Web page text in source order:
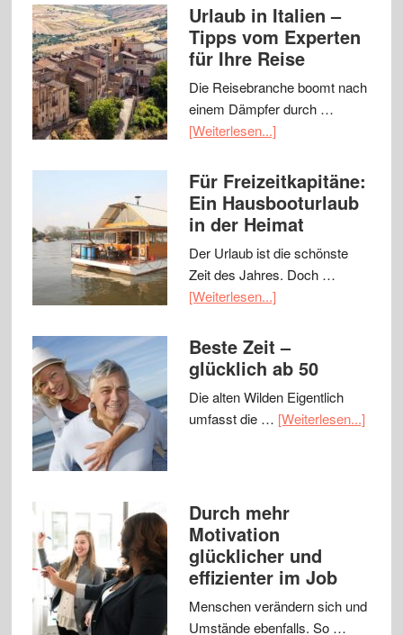
Urlaub in Italien –
Tipps vom Experten
für Ihre Reise
Die Reisebranche boomt nach
einem Dämpfer durch …
[Weiterlesen...]
Für Freizeitkapitäne:
Ein Hausbooturlaub
in der Heimat
Der Urlaub ist die schönste
Zeit des Jahres. Doch …
[Weiterlesen...]
Beste Zeit –
glücklich ab 50
Die alten Wilden Eigentlich
umfasst die … [Weiterlesen...]
Durch mehr
Motivation
glücklicher und
effizienter im Job
Menschen verändern sich und
Umstände ebenfalls. So …